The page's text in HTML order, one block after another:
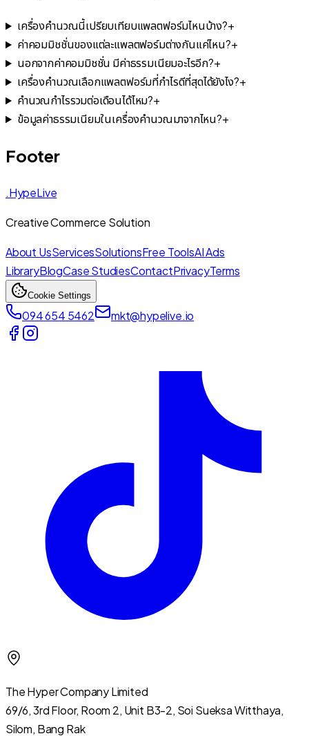
เครื่องคำนวณนี้เปรียบเทียบแพลตฟอร์มไหนบ้าง?+
ค่าคอมมิชชั่นของแต่ละแพลตฟอร์มต่างกันแค่ไหน?+
นอกจากค่าคอมมิชชั่น มีค่าธรรมเนียมอะไรอีก?+
เครื่องคำนวณเลือกแพลตฟอร์มที่กำไรดีที่สุดได้ยังไง?+
คำนวณกำไรรวมต่อเดือนได้ไหม?+
ข้อมูลค่าธรรมเนียมในเครื่องคำนวณมาจากไหน?+
Footer
.HypeLive
Creative Commerce Solution
About UsServicesSolutionsFree ToolsAI Ads
LibraryBlogCase StudiesContactPrivacyTerms
Cookie Settings
094 654 5462 mkt@hypelive.io
The Hyper Company Limited
69/6, 3rd Floor, Room 2, Unit B3-2, Soi Sueksa Witthaya,
Silom, Bang Rak